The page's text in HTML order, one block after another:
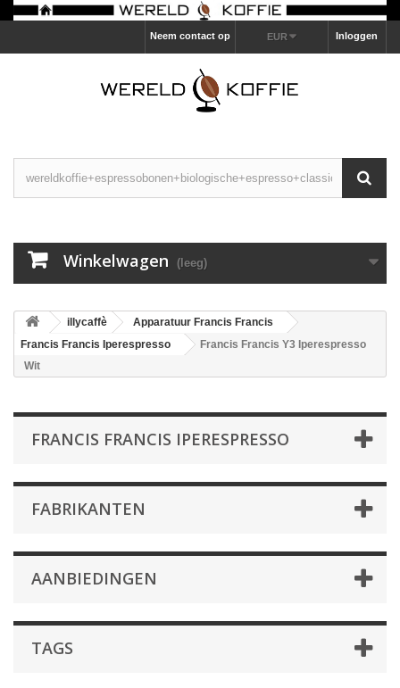
Inloggen
EUR
Neem contact op
Winkelwagen (leeg)
illycaffè
Apparatuur Francis Francis
Francis Francis Iperespresso
Francis Francis Y3 Iperespresso
Wit
FRANCIS FRANCIS IPERESPRESSO
FABRIKANTEN
AANBIEDINGEN
TAGS